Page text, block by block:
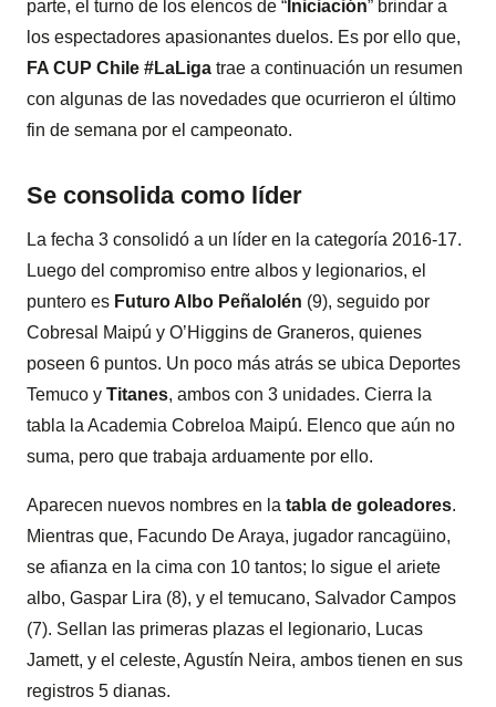
parte, el turno de los elencos de “ Iniciación” brindar a
los espectadores apasionantes duelos. Es por ello que,
FA CUP Chile #LaLiga trae a continuación un resumen
con algunas de las novedades que ocurrieron el último
fin de semana por el campeonato.
Se consolida como líder
La fecha 3 consolidó a un líder en la categoría 2016-17.
Luego del compromiso entre albos y legionarios, el
puntero es Futuro Albo Peñalolén (9), seguido por
Cobresal Maipú y O’Higgins de Graneros, quienes
poseen 6 puntos. Un poco más atrás se ubica Deportes
Temuco y Titanes, ambos con 3 unidades. Cierra la
tabla la Academia Cobreloa Maipú. Elenco que aún no
suma, pero que trabaja arduamente por ello.
Aparecen nuevos nombres en la tabla de goleadores.
Mientras que, Facundo De Araya, jugador rancagüino,
se afianza en la cima con 10 tantos; lo sigue el ariete
albo, Gaspar Lira (8), y el temucano, Salvador Campos
(7). Sellan las primeras plazas el legionario, Lucas
Jamett, y el celeste, Agustín Neira, ambos tienen en sus
registros 5 dianas.